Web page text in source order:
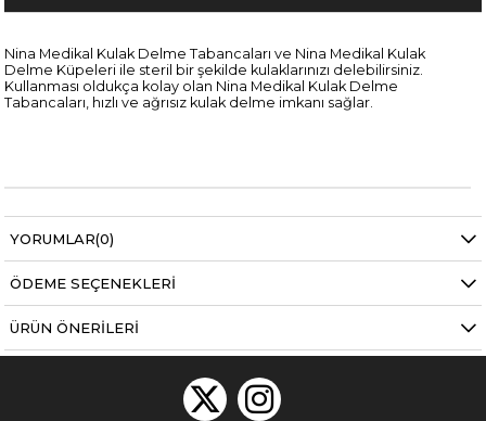
Nina Medikal Kulak Delme Tabancaları ve Nina Medikal Kulak
Delme Küpeleri ile steril bir şekilde kulaklarınızı delebilirsiniz.
Kullanması oldukça kolay olan Nina Medikal Kulak Delme
Tabancaları, hızlı ve ağrısız kulak delme imkanı sağlar.
YORUMLAR(0)
ÖDEME SEÇENEKLERI
ÜRÜN ÖNERILERI